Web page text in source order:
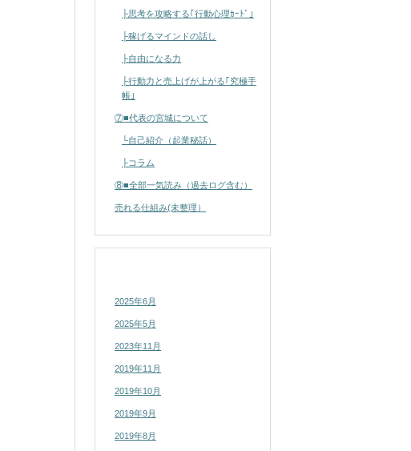
├思考を攻略する｢行動心理ｶｰﾄﾞ｣
├稼げるマインドの話し
├自由になる力
├行動力と売上げが上がる｢究極手
帳｣
⑦■代表の宮城について
└自己紹介（起業秘話）
├コラム
⑧■全部一気読み（過去ログ含む）
売れる仕組み(未整理）
2025年6月
2025年5月
2023年11月
2019年11月
2019年10月
2019年9月
2019年8月